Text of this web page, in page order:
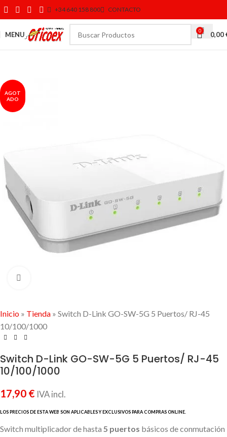
+34 640 158 800 CONTACTO
MENU 0 0,00
AGOT
ADO
Inicio » Tienda » Switch D-Link GO-SW-5G 5 Puertos/ RJ-45
10/100/1000
Switch D-Link GO-SW-5G 5 Puertos/ RJ-45
10/100/1000
17,90 € IVA incl.
Switch multiplicador de hasta 5 puertos básicos de conmutación